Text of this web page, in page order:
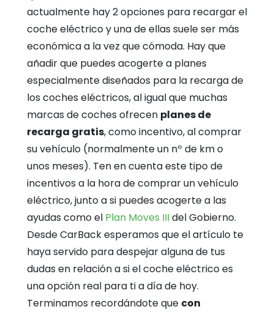
actualmente hay 2 opciones para recargar el
coche eléctrico y una de ellas suele ser más
económica a la vez que cómoda. Hay que
añadir que puedes acogerte a planes
especialmente diseñados para la recarga de
los coches eléctricos, al igual que muchas
marcas de coches ofrecen planes de
recarga gratis, como incentivo, al comprar
su vehículo (normalmente un nº de km o
unos meses). Ten en cuenta este tipo de
incentivos a la hora de comprar un vehículo
eléctrico, junto a si puedes acogerte a las
ayudas como el Plan Moves IIIdel Gobierno.
Desde CarBack esperamos que el artículo te
haya servido para despejar alguna de tus
dudas en relación a si el coche eléctrico es
una opción real para ti a día de hoy.
Terminamos recordándote que con